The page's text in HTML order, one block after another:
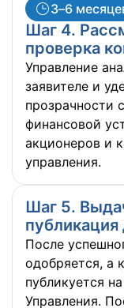
Шаг 4.
проверка
3–6
Управление
заявителе и
прозрачности
финансовой
акционеров и
управления.
Шаг 5.
После
одобряется, а
публикуется
Управления.